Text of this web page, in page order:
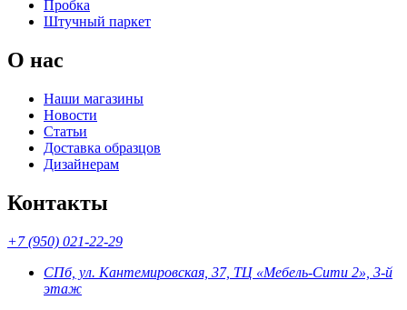
Пробка
Штучный паркет
О нас
Наши магазины
Новости
Статьи
Доставка образцов
Дизайнерам
Контакты
+7 (950) 021-22-29
СПб, ул. Кантемировская, 37, ТЦ «Мебель-Сити 2», 3-й
этаж